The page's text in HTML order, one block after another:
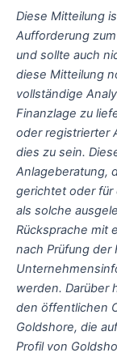
Diese Mitteilung
Aufforderung
und sollte auch
diese Mitteilung
vollständige
Finanzlage zu
oder registrierter
dies zu sein.
Anlageberatung,
gerichtet oder für
als solche
Rücksprache mit
nach Prüfung der
werden. Darüber
den öffentlichen
Goldshore, die
Profil von